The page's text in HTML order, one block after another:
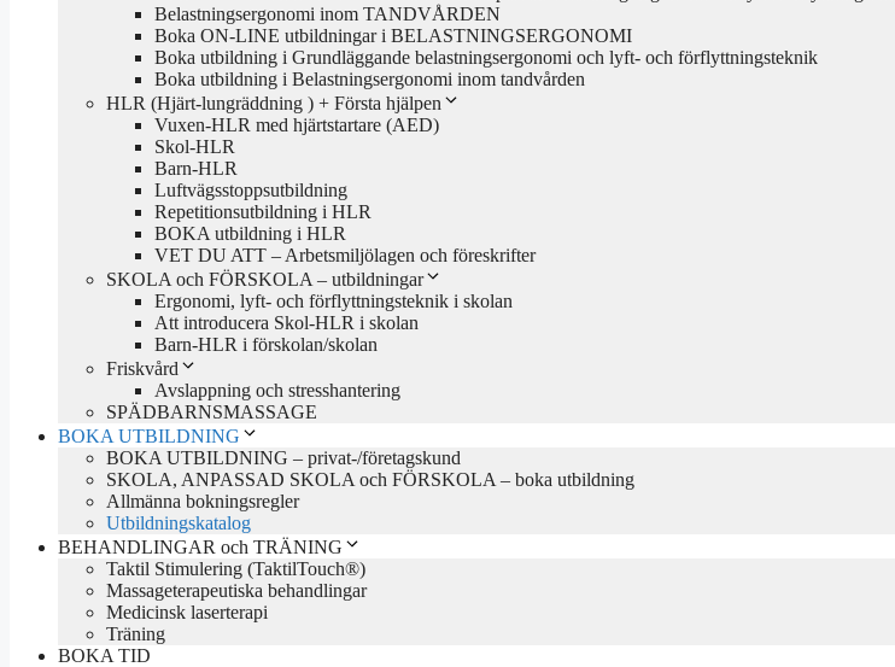
Belastningsergonomi inom TANDVÅRDEN
Boka ON-LINE utbildningar i BELASTNINGSERGONOMI
Boka utbildning i Grundläggande belastningsergonomi och lyft- och förflyttningsteknik
Boka utbildning i Belastningsergonomi inom tandvården
HLR (Hjärt-lungräddning ) + Första hjälpen
Vuxen-HLR med hjärtstartare (AED)
Skol-HLR
Barn-HLR
Luftvägsstoppsutbildning
Repetitionsutbildning i HLR
BOKA utbildning i HLR
VET DU ATT – Arbetsmiljölagen och föreskrifter
SKOLA och FÖRSKOLA – utbildningar
Ergonomi, lyft- och förflyttningsteknik i skolan
Att introducera Skol-HLR i skolan
Barn-HLR i förskolan/skolan
Friskvård
Avslappning och stresshantering
SPÄDBARNSMASSAGE
BOKA UTBILDNING
BOKA UTBILDNING – privat-/företagskund
SKOLA, ANPASSAD SKOLA och FÖRSKOLA – boka utbildning
Allmänna bokningsregler
Utbildningskatalog
BEHANDLINGAR och TRÄNING
Taktil Stimulering (TaktilTouch®)
Massageterapeutiska behandlingar
Medicinsk laserterapi
Träning
BOKA TID